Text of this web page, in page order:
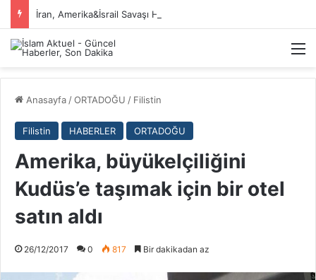
İran, Amerika&İsrail Savaşı Hakkında
Anasayfa /ORTADOĞU / Filistin
Filistin HABERLER ORTADOĞU
Amerika, büyükelçiliğini
Kudüs’e taşımak için bir otel
satın aldı
26/12/2017 0 817 Bir dakikadan az